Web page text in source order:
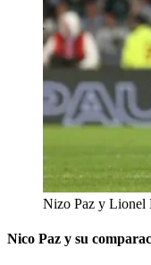
Nizo Paz y Lionel
Nico Paz y su